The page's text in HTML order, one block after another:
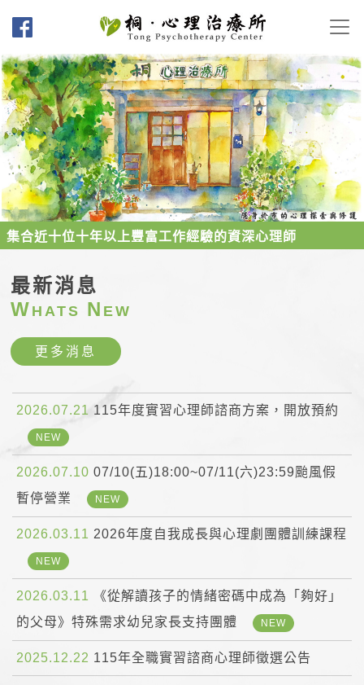
集合近十位十年以上豐富工作經驗的資深心理師
最新消息
W HATS N EW
更多消息
2026.07.21 115年度實習心理師諮商方案，開放預約
NEW
2026.07.10 07/10(五)18:00~07/11(六)23:59颱風假
暫停營業
NEW
2026.03.11 2026年度自我成長與心理劇團體訓練課程
NEW
2026.03.11
《從解讀孩子的情緒密碼中成為「夠好」
的父母》特殊需求幼兒家長支持團體
NEW
2025.12.22 115年全職實習諮商心理師徵選公告